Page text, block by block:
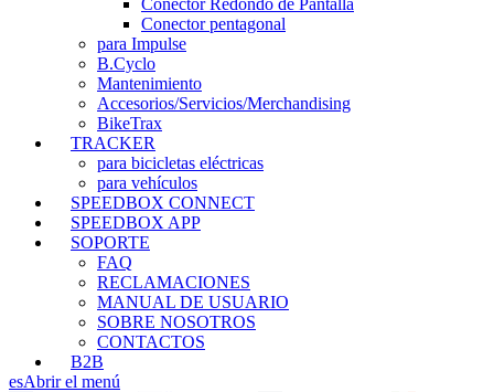
Conector Redondo de Pantalla
Conector pentagonal
para Impulse
B.Cyclo
Mantenimiento
Accesorios/Servicios/Merchandising
BikeTrax
TRACKER
para bicicletas eléctricas
para vehículos
SPEEDBOX CONNECT
SPEEDBOX APP
SOPORTE
FAQ
RECLAMACIONES
MANUAL DE USUARIO
SOBRE NOSOTROS
CONTACTOS
B2B
esAbrir el menú